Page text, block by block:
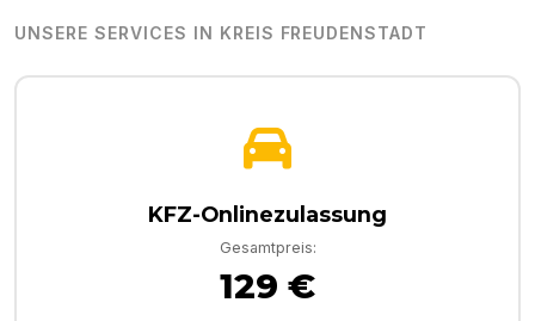
UNSERE SERVICES IN KREIS FREUDENSTADT
KFZ-Onlinezulassung
Gesamtpreis:
129 €